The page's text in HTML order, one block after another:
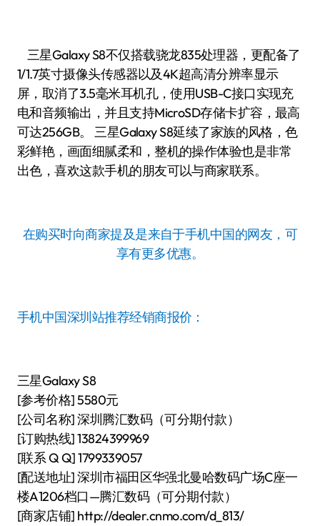
三星Galaxy S8不仅搭载骁龙835处理器，更配备了
1/1.7英寸摄像头传感器以及4K超高清分辨率显示
屏，取消了3.5毫米耳机孔，使用USB-C接口实现充
电和音频输出，并且支持MicroSD存储卡扩容，最高
可达256GB。 三星Galaxy S8延续了家族的风格，色
彩鲜艳，画面细腻柔和，整机的操作体验也是非常
出色，喜欢这款手机的朋友可以与商家联系。
在购买时向商家提及是来自于手机中国的网友，可
享有更多优惠。
手机中国深圳站推荐经销商报价：
三星Galaxy S8
[参考价格] 5580元
[公司名称] 深圳腾汇数码（可分期付款）
[订购热线] 13824399969
[联系 Q Q] 1799339057
[配送地址] 深圳市福田区华强北曼哈数码广场C座一
楼A1206档口—腾汇数码（可分期付款）
[商家店铺] http://dealer.cnmo.com/d_813/